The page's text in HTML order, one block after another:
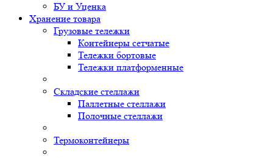
БУ и Уценка
Хранение товара
Грузовые тележки
Контейнеры сетчатые
Тележки бортовые
Тележки платформенные
Складские стеллажи
Паллетные стеллажи
Полочные стеллажи
Термоконтейнеры